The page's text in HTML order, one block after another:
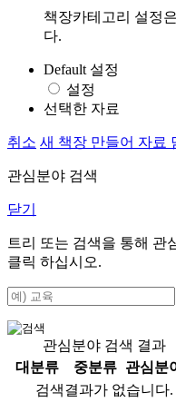
책장카테고리 설정
다.
Default 설정
설정
선택한 자료
취소 새 책장 만들어 자료
관심분야 검색
닫기
트리 또는 검색을 통해 관
클릭 하십시오.
관심분야 검색 결과
대분류
중분류
관심분
검색결과가 없습니다.